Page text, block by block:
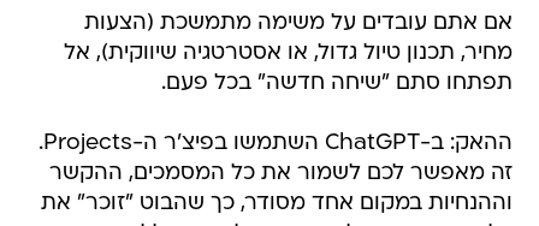
אם אתם עובדים על משימה מתמשכת (הצעות
מחיר, תכנון טיול גדול, או אסטרטגיה שיווקית), אל
תפתחו סתם "שיחה חדשה" בכל פעם.
ההאק: ב-ChatGPT השתמשו בפיצ'ר ה-Projects.
זה מאפשר לכם לשמור את כל המסמכים, ההקשר
וההנחיות במקום אחד מסודר, כך שהבוט "זוכר" את